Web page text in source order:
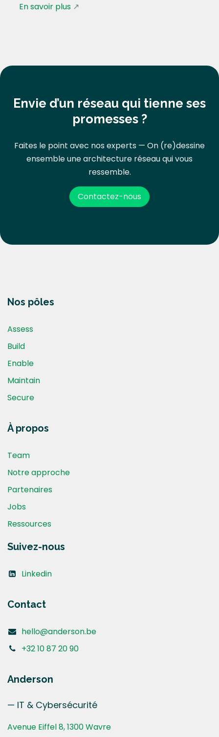
En savoir plus ↗︎
Envie d’un réseau qui tienne ses
promesses ?
Faites le point avec nos experts — On (re)dessine
ensemble une architecture réseau qui vous
ressemble.
Contactez-nous
Nos pôles
Assess
Build
Enable
Maintain
Secure
À propos
Team
Notre approche
Partenaires
Jobs
Ressources
Suivez-nous
Linkedin
Contact
hello@anderson.be
+32 10 87 20 90
Anderson
— IT & Cybersécurité
Avenue Eiffel 8, 1300 Wavre